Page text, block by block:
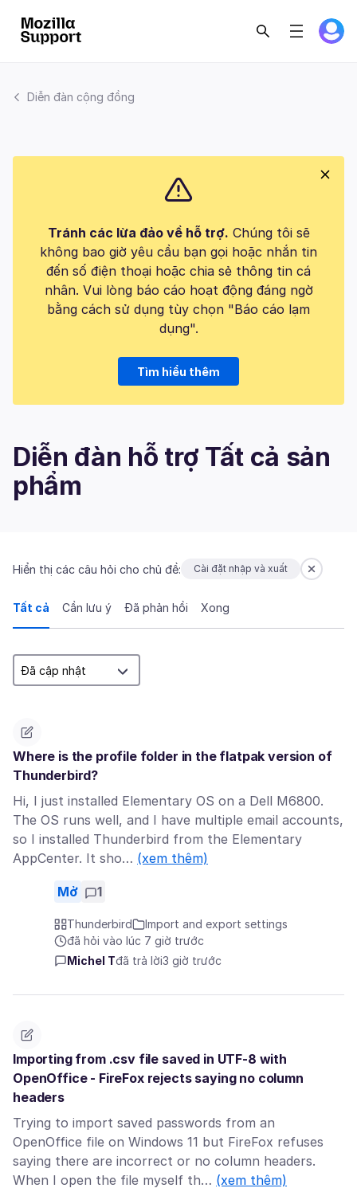
Diễn đàn cộng đồng
Tránh các lừa đảo về hỗ trợ. Chúng tôi sẽ
không bao giờ yêu cầu bạn gọi hoặc nhắn tin
đến số điện thoại hoặc chia sẻ thông tin cá
nhân. Vui lòng báo cáo hoạt động đáng ngờ
bằng cách sử dụng tùy chọn "Báo cáo lạm
dụng".
Tìm hiểu thêm
Diễn đàn hỗ trợ Tất cả sản
phẩm
Hiển thị các câu hỏi cho chủ đề: Cài đặt nhập và xuất
Tất cả Cần lưu ý Đã phản hồi Xong
Where is the profile folder in the flatpak version of
Thunderbird?
Hi, I just installed Elementary OS on a Dell M6800.
The OS runs well, and I have multiple email accounts,
so I installed Thunderbird from the Elementary
AppCenter. It sho… (xem thêm)
Mở 1
Thunderbird
Import and export settings
đã hỏi vào lúc 7 giờ trước
Michel Tđã trả lời3 giờ trước
Importing from .csv file saved in UTF-8 with
OpenOffice - FireFox rejects saying no column
headers
Trying to import saved passwords from an
OpenOffice file on Windows 11 but FireFox refuses
saying there are incorrect or no column headers.
When I open the file myself th… (xem thêm)